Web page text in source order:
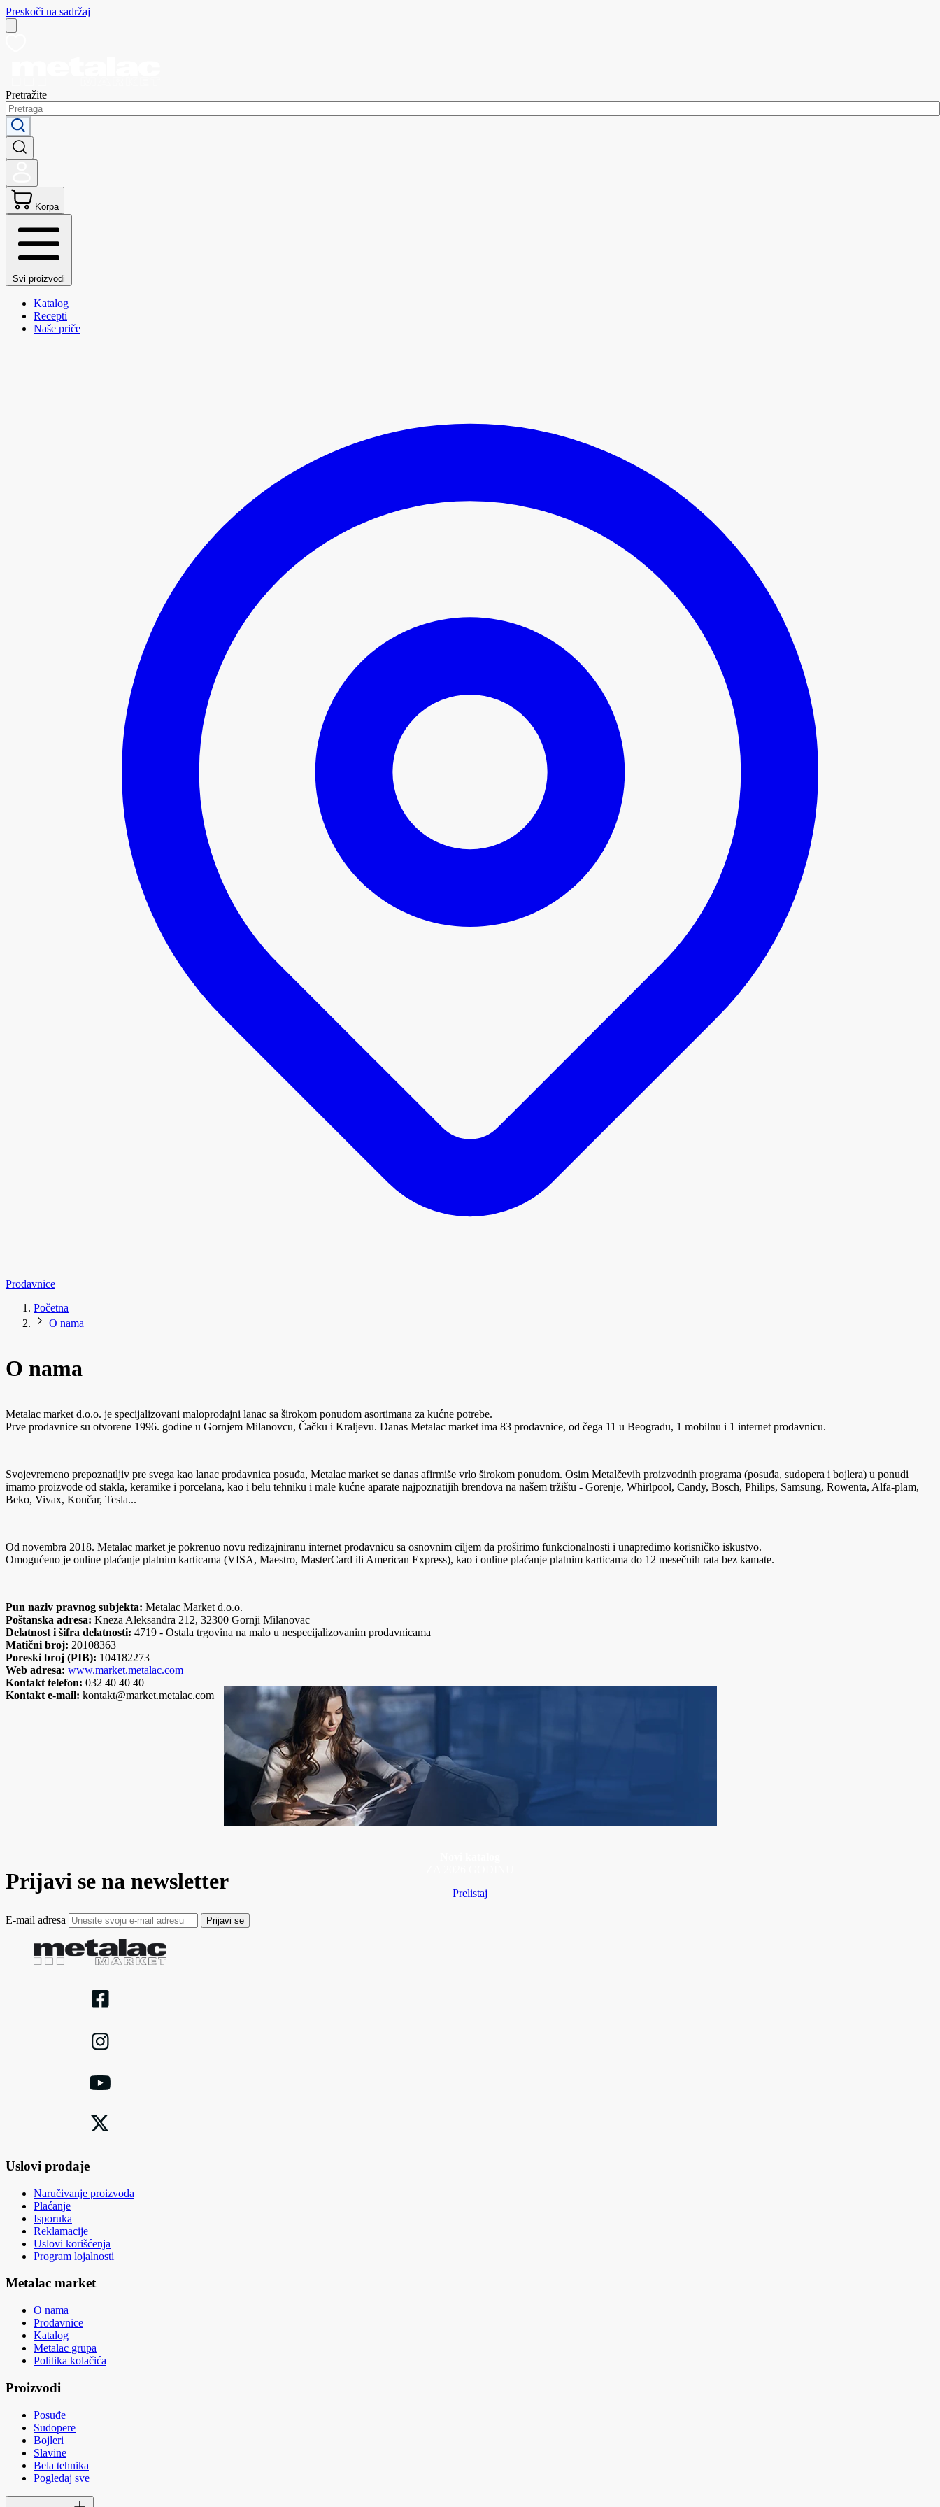
Preskoči na sadržaj
Pretražite
Korpa
Svi proizvodi
Katalog
Recepti
Naše priče
Prodavnice
Početna
O nama
O nama
Metalac market d.o.o. je specijalizovani maloprodajni lanac sa širokom ponudom asortimana za kućne potrebe.
Prve prodavnice su otvorene 1996. godine u Gornjem Milanovcu, Čačku i Kraljevu. Danas Metalac market ima 83 prodavnice, od čega 11 u Beogradu, 1 mobilnu i 1 internet prodavnicu.
Svojevremeno prepoznatljiv pre svega kao lanac prodavnica posuđa, Metalac market se danas afirmiše vrlo širokom ponudom. Osim Metalčevih proizvodnih programa (posuđa, sudopera i bojlera) u ponudi
imamo proizvode od stakla, keramike i porcelana, kao i belu tehniku i male kućne aparate najpoznatijih brendova na našem tržištu - Gorenje, Whirlpool, Candy, Bosch, Philips, Samsung, Rowenta, Alfa-plam,
Beko, Vivax, Končar, Tesla...
Od novembra 2018. Metalac market je pokrenuo novu redizajniranu internet prodavnicu sa osnovnim ciljem da proširimo funkcionalnosti i unapredimo korisničko iskustvo.
Omogućeno je online plaćanje platnim karticama (VISA, Maestro, MasterCard ili American Express), kao i online plaćanje platnim karticama do 12 mesečnih rata bez kamate.
Pun naziv pravnog subjekta: Metalac Market d.o.o.
Poštanska adresa: Kneza Aleksandra 212, 32300 Gornji Milanovac
Delatnost i šifra delatnosti: 4719 - Ostala trgovina na malo u nespecijalizovanim prodavnicama
Matični broj: 20108363
Poreski broj (PIB): 104182273
Web adresa: www.market.metalac.com
Kontakt telefon: 032 40 40 40
Kontakt e-mail: kontakt@market.metalac.com
Prelistaj
Prijavi se na newsletter
E-mail adresa Prijavi se
Uslovi prodaje
Naručivanje proizvoda
Plaćanje
Isporuka
Reklamacije
Uslovi korišćenja
Program lojalnosti
Metalac market
O nama
Prodavnice
Katalog
Metalac grupa
Politika kolačića
Proizvodi
Posuđe
Sudopere
Bojleri
Slavine
Bela tehnika
Pogledaj sve